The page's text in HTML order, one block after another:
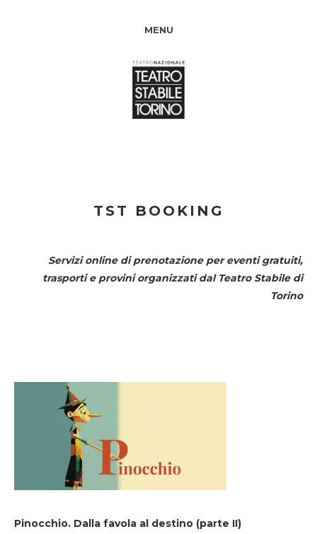
MENU
TST BOOKING
Servizi online di prenotazione per eventi gratuiti,
trasporti e provini organizzati dal Teatro Stabile di
Torino
Pinocchio. Dalla favola al destino (parte II)